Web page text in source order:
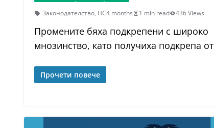
Законодателство, НС4 months 1 min read 436 Views
Промените бяха подкрепени с широко
мнозинство, като получиха подкрепа от
Прочети повече